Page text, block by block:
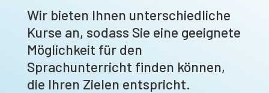
Wir bieten Ihnen unterschiedliche
Kurse an, sodass Sie eine geeignete
Möglichkeit für den
Sprachunterricht finden können,
die Ihren Zielen entspricht.